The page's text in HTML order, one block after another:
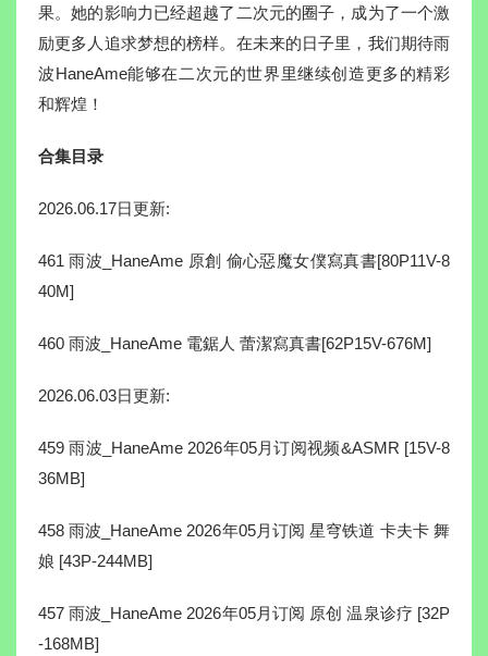
果。她的影响力已经超越了二次元的圈子，成为了一个激
励更多人追求梦想的榜样。在未来的日子里，我们期待雨
波HaneAme能够在二次元的世界里继续创造更多的精彩
和辉煌！
合集目录
2026.06.17日更新:
461 雨波_HaneAme 原創 偷心惡魔女僕寫真書[80P11V-8
40M]
460 雨波_HaneAme 電鋸人 蕾潔寫真書[62P15V-676M]
2026.06.03日更新:
459 雨波_HaneAme 2026年05月订阅视频&ASMR [15V-8
36MB]
458 雨波_HaneAme 2026年05月订阅 星穹铁道 卡夫卡 舞
娘 [43P-244MB]
457 雨波_HaneAme 2026年05月订阅 原创 温泉诊疗 [32P
-168MB]